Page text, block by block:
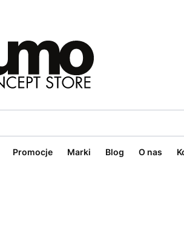
Promocje Marki Blog O nas